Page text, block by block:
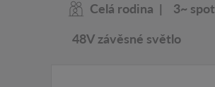
Celá rodina 3~ spot
48V závěsné světlo